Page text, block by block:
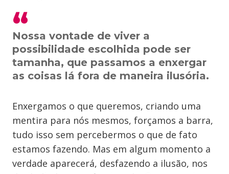
Nossa vontade de viver a
possibilidade escolhida pode ser
tamanha, que passamos a enxergar
as coisas lá fora de maneira ilusória.
Enxergamos o que queremos, criando uma
mentira para nós mesmos, forçamos a barra,
tudo isso sem percebermos o que de fato
estamos fazendo. Mas em algum momento a
verdade aparecerá, desfazendo a ilusão, nos